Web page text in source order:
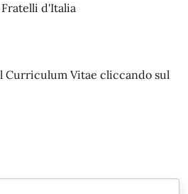
d'Italia
Curriculum Vitae cliccando sul